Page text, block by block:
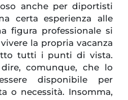
anche per diportisti
certa esperienza alle
figura professionale si
la propria vacanza
tutti i punti di vista.
comunque, che lo
disponibile per
o necessità. Insomma,